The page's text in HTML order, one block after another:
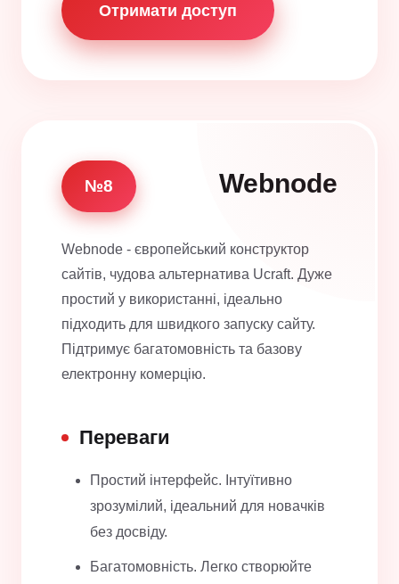
Отримати доступ
№8 Webnode
Webnode - європейський конструктор
сайтів, чудова альтернатива Ucraft. Дуже
простий у використанні, ідеально
підходить для швидкого запуску сайту.
Підтримує багатомовність та базову
електронну комерцію.
Переваги
Простий інтерфейс. Інтуїтивно
зрозумілий, ідеальний для новачків
без досвіду.
Багатомовність. Легко створюйте